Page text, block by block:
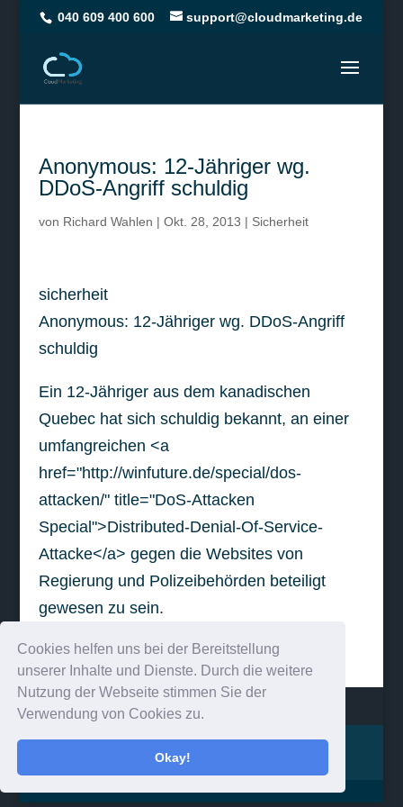
Cookies helfen uns bei der Bereitstellung
unserer Inhalte und Dienste. Durch die weitere
Nutzung der Webseite stimmen Sie der
Verwendung von Cookies zu.
Okay!
040 609 400 600 support@cloudmarketing.de
Anonymous: 12-Jähriger wg.
DDoS-Angriff schuldig
von Richard Wahlen | Okt. 28, 2013 | Sicherheit
sicherheit
Anonymous: 12-Jähriger wg. DDoS-Angriff
schuldig
Ein 12-Jähriger aus dem kanadischen
Quebec hat sich schuldig bekannt, an einer
umfangreichen <a
href="http://winfuture.de/special/dos-
attacken/" title="DoS-Attacken
Special">Distributed-Denial-Of-Service-
Attacke</a> gegen die Websites von
Regierung und Polizeibehörden beteiligt
gewesen zu sein.
weiterlesen
Impressum